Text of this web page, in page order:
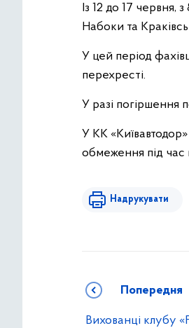
Із 12 до 17
Набоки та
У цей період
перехресті.
У разі погіршення
У КК
обмеження під
Надрукувати
Попередня
Вихованці клубу